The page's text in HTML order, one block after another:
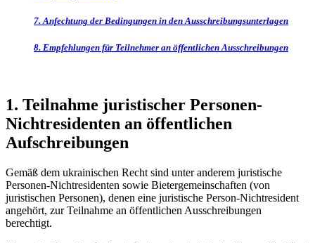
7. Anfechtung der Bedingungen in den Ausschreibungsunterlagen
8. Empfehlungen für Teilnehmer an öffentlichenAusschreibungen
1. Teilnahme juristischer Personen-
Nichtresidenten an öffentlichen
Aufschreibungen
Gemäß dem ukrainischen Recht sind unter anderem juristische
Personen-Nichtresidenten sowie Bietergemeinschaften (von
juristischen Personen), denen eine juristische Person-Nichtresident
angehört, zur Teilnahme an öffentlichen Ausschreibungen
berechtigt.